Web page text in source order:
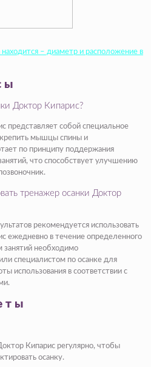
находится – диаметр и расположение в
Доктор Кипарис?
представляет собой специальное
мышцы спины и
по принципу поддержания
что способствует улучшению
тренажер осанки Доктор
рекомендуется использовать
ежедневно в течение определенного
занятий необходимо
специалистом по осанке для
использования в соответствии с
Кипарис регулярно, чтобы
осанку.